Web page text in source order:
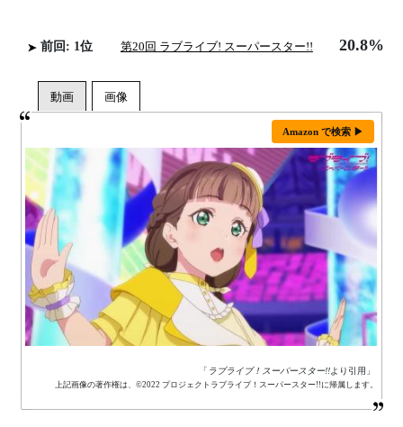
前回: 1位 第20回 ラブライブ! スーパースター!! 20.8%
Amazon で検索 ▶
「 ラブライブ！スーパースター!!より引用」
上記画像の著作権は、©2022 プロジェクトラブライブ！スーパースター!!に帰属します。